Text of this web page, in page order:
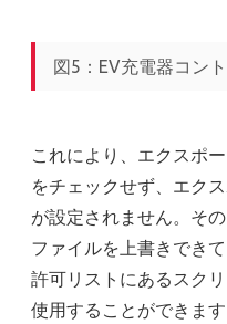
図5：EV充電器コン
これにより、エクスポ
をチェックせず、エク
が設定されません。そ
ファイルを上書きでき
許可リストにあるスク
使用することができま